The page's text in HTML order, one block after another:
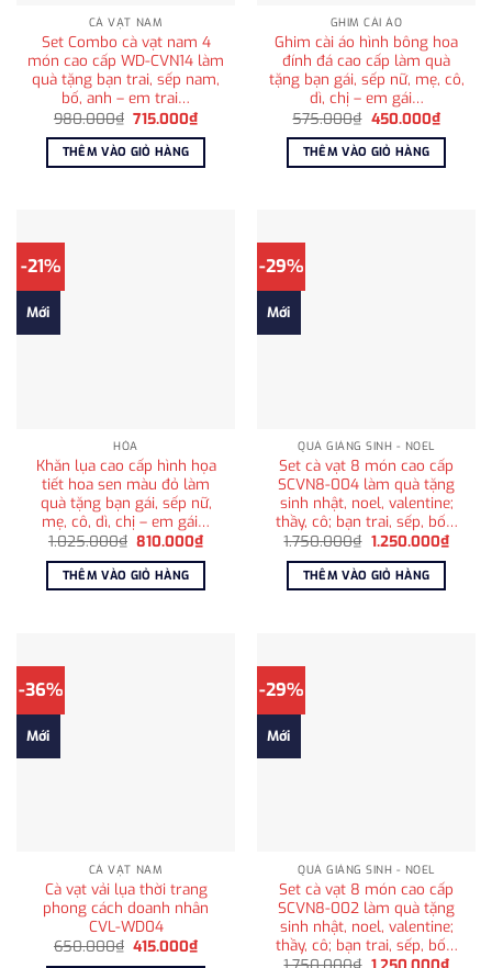
CÀ VẠT NAM
Set Combo cà vạt nam 4
món cao cấp WD-CVN14 làm
quà tặng bạn trai, sếp nam,
bố, anh – em trai…
980.000₫ Giá
là:
980.000₫.
715.000₫Giá
hiện
tại
715.000₫.
THÊM VÀO GIỎ HÀNG
GHIM CÀI ÁO
Ghim cài áo hình bông hoa
đính đá cao cấp làm quà
tặng bạn gái, sếp nữ, mẹ, cô,
dì, chị – em gái…
575.000₫ Giá
là:
575.000₫.
450.000₫Giá
hiện
tại
THÊM VÀO GIỎ HÀNG
-21%
Mới
HỎA
Khăn lụa cao cấp hình họa
tiết hoa sen màu đỏ làm
quà tặng bạn gái, sếp nữ,
mẹ, cô, dì, chị – em gái…
1.025.000₫ Giá
là:
1.025.000₫.
810.000₫Giá
hiện
tại
810.000₫.
THÊM VÀO GIỎ HÀNG
-29%
Mới
QUÀ GIÁNG SINH - NOEL
Set cà vạt 8 món cao cấp
SCVN8-004 làm quà tặng
sinh nhật, noel, valentine;
thầy, cô; bạn trai, sếp, bố…
1.750.000₫ Giá
là:
1.750.000₫.
1.250.000₫Giá
hiện
THÊM VÀO GIỎ HÀNG
-36%
Mới
CÀ VẠT NAM
Cà vạt vải lụa thời trang
phong cách doanh nhân
CVL-WD04
650.000₫ Giá
415.000₫Giá
hiện
-29%
Mới
QUÀ GIÁNG SINH - NOEL
Set cà vạt 8 món cao cấp
SCVN8-002 làm quà tặng
sinh nhật, noel, valentine;
thầy, cô; bạn trai, sếp, bố…
Giá Giá